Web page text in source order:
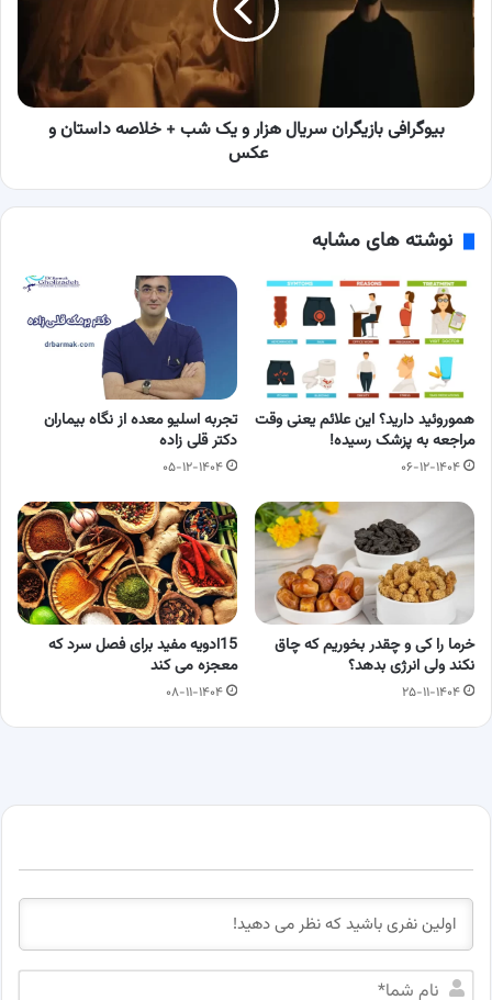
و
یک
+
خلاصه
داستانبیوگرافی بازیگران سریال هزار و یک شب + خلاصه داستان و
عکس
نوشته های مشابه
هموروئید دارید؟ این علائم یعنی وقت
مراجعه به پزشک رسیده!
۰۶-۱۲-۱۴۰۴
تجربه اسلیو معده از نگاه بیماران
دکتر قلی زاده
۰۵-۱۲-۱۴۰۴
خرما را کی و چقدر بخوریم که چاق
نکند ولی انرژی بدهد؟
۲۵-۱۱-۱۴۰۴
15ادویه مفید برای فصل سرد که
معجزه می کند
۰۸-۱۱-۱۴۰۴